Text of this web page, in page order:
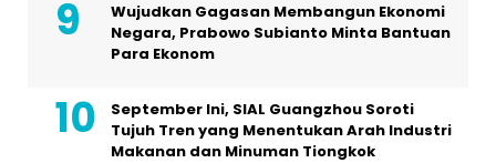
Wujudkan Gagasan Membangun Ekonomi
Negara, Prabowo Subianto Minta Bantuan
Para Ekonom
September Ini, SIAL Guangzhou Soroti
Tujuh Tren yang Menentukan Arah Industri
Makanan dan Minuman Tiongkok